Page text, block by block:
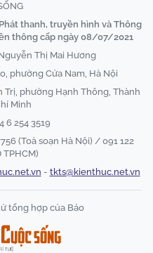
thanh, truyền hình và Thông
thông cấp ngày 08/07/2021
Thị Mai Hương
phường Cửa Nam, Hà Nội
Trị, phường Hạnh Thông, Thành
Minh
6 254 3519
(Toà soạn Hà Nội) / 091 122
TPHCM)
- tkts@kienthuc.net.vn
tổng hợp của Báo